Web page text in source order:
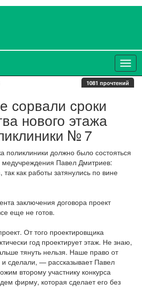
1081 прочтений
сорвали сроки
нового этажа
№ 7
поликлиники должно было состояться
медучреждения Павел Дмитриев:
так как работы затянулись по вине
заключения договора проект
еще не готов.
От того проектировщика
год проектирует этаж. Не знаю,
тянуть нельзя. Наше право от
и сделали, — рассказывает Павел
второму участнику конкурса
фирму, которая сделает его без